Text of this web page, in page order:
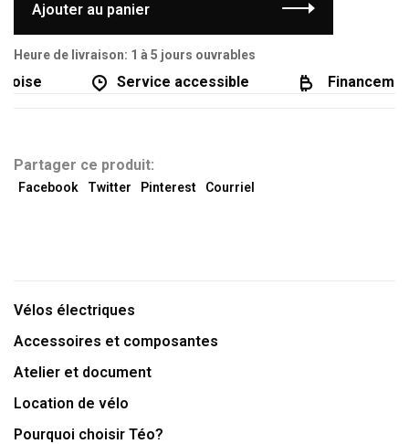
Ajouter au panier
Heure de livraison: 1 à 5 jours ouvrables
Service accessible
Partager ce produit:
Facebook Twitter Pinterest Courriel
Vélos électriques
Accessoires et composantes
Atelier et document
Location de vélo
Pourquoi choisir Téo?